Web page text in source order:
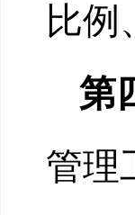
比例
第
管理